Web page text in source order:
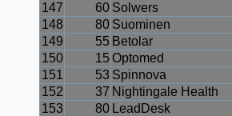
147
60 Solwers
148
80 Suominen
149
55 Betolar
150
15 Optomed
151
53 Spinnova
152
37 Nightingale Health
153
80 LeadDesk